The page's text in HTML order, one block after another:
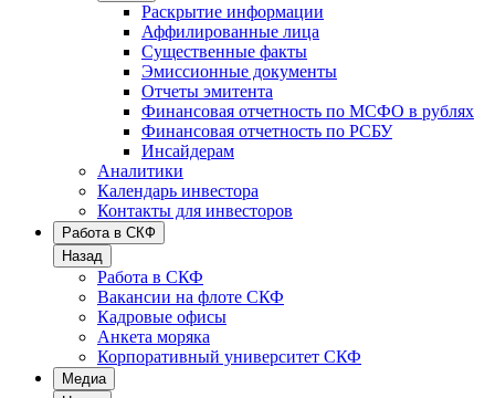
Раскрытие информации
Аффилированные лица
Существенные факты
Эмиссионные документы
Отчеты эмитента
Финансовая отчетность по МСФО в рублях
Финансовая отчетность по РСБУ
Инсайдерам
Аналитики
Календарь инвестора
Контакты для инвесторов
Работа в СКФ
Назад
Работа в СКФ
Вакансии на флоте СКФ
Кадровые офисы
Анкета моряка
Корпоративный университет СКФ
Медиа